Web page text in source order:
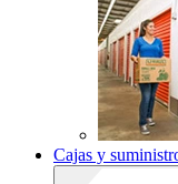
Cajas y